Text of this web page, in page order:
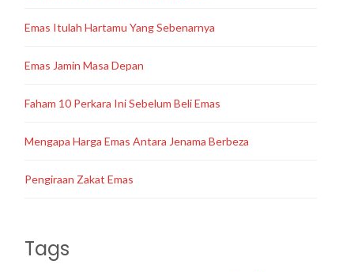
Emas Itulah Hartamu Yang Sebenarnya
Emas Jamin Masa Depan
Faham 10 Perkara Ini Sebelum Beli Emas
Mengapa Harga Emas Antara Jenama Berbeza
Pengiraan Zakat Emas
Tags